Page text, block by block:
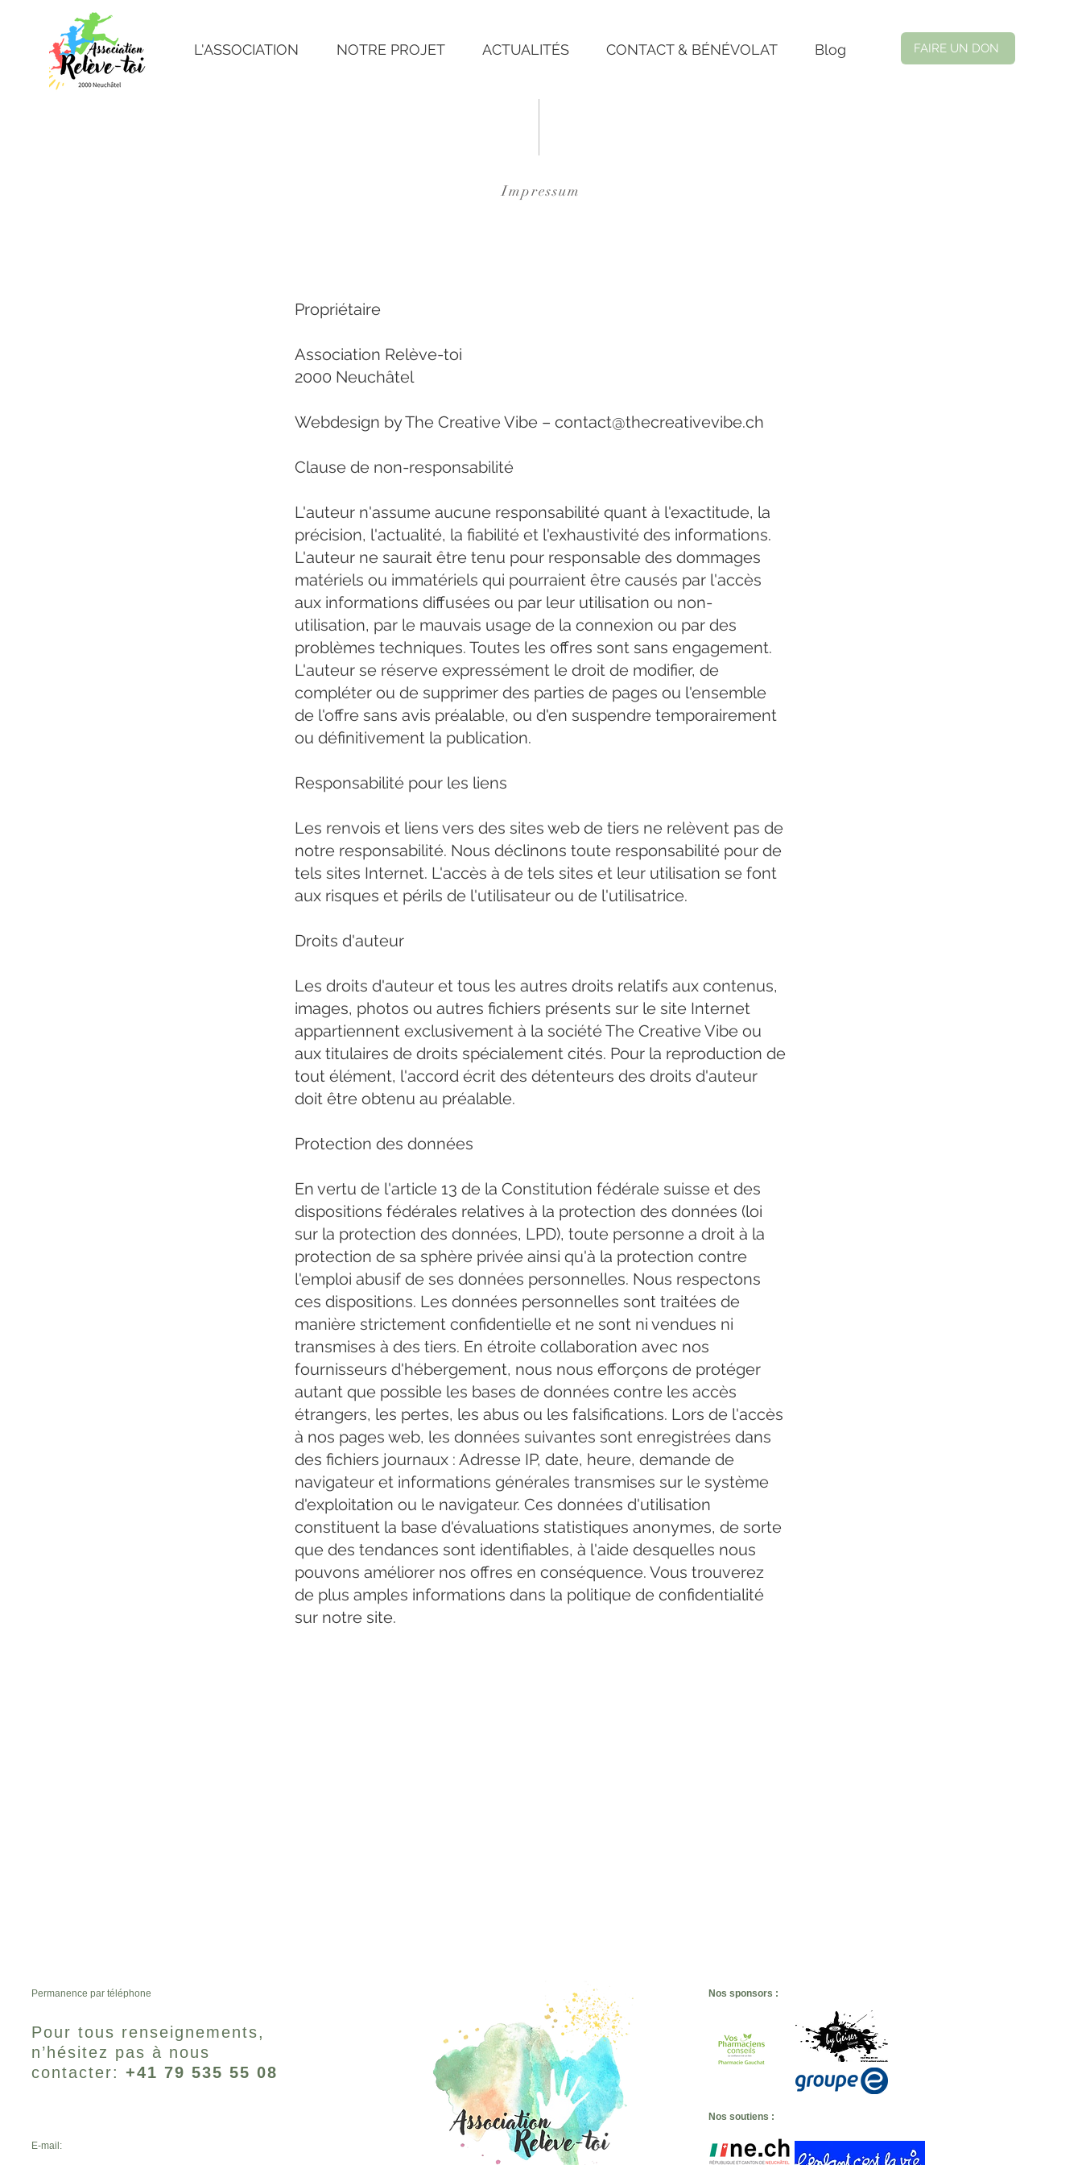
L'ASSOCIATION NOTRE PROJET ACTUALITÉS CONTACT & BÉNÉVOLAT Blog FAIRE UN DON
Impressum
Propriétaire
Association Relève-toi
2000 Neuchâtel
Webdesign by The Creative Vibe – contact@thecreativevibe.ch
Clause de non-responsabilité
L'auteur n'assume aucune responsabilité quant à l'exactitude, la
précision, l'actualité, la fiabilité et l'exhaustivité des informations.
L'auteur ne saurait être tenu pour responsable des dommages
matériels ou immatériels qui pourraient être causés par l'accès
aux informations diffusées ou par leur utilisation ou non-
utilisation, par le mauvais usage de la connexion ou par des
problèmes techniques. Toutes les offres sont sans engagement.
L'auteur se réserve expressément le droit de modifier, de
compléter ou de supprimer des parties de pages ou l'ensemble
de l'offre sans avis préalable, ou d'en suspendre temporairement
ou définitivement la publication.
Responsabilité pour les liens
Les renvois et liens vers des sites web de tiers ne relèvent pas de
notre responsabilité. Nous déclinons toute responsabilité pour de
tels sites Internet. L'accès à de tels sites et leur utilisation se font
aux risques et périls de l'utilisateur ou de l'utilisatrice.
Droits d'auteur
Les droits d'auteur et tous les autres droits relatifs aux contenus,
images, photos ou autres fichiers présents sur le site Internet
appartiennent exclusivement à la société The Creative Vibe ou
aux titulaires de droits spécialement cités. Pour la reproduction de
tout élément, l'accord écrit des détenteurs des droits d'auteur
doit être obtenu au préalable.
Protection des données
En vertu de l'article 13 de la Constitution fédérale suisse et des
dispositions fédérales relatives à la protection des données (loi
sur la protection des données, LPD), toute personne a droit à la
protection de sa sphère privée ainsi qu'à la protection contre
l'emploi abusif de ses données personnelles. Nous respectons
ces dispositions. Les données personnelles sont traitées de
manière strictement confidentielle et ne sont ni vendues ni
transmises à des tiers. En étroite collaboration avec nos
fournisseurs d'hébergement, nous nous efforçons de protéger
autant que possible les bases de données contre les accès
étrangers, les pertes, les abus ou les falsifications. Lors de l'accès
à nos pages web, les données suivantes sont enregistrées dans
des fichiers journaux : Adresse IP, date, heure, demande de
navigateur et informations générales transmises sur le système
d'exploitation ou le navigateur. Ces données d'utilisation
constituent la base d'évaluations statistiques anonymes, de sorte
que des tendances sont identifiables, à l'aide desquelles nous
pouvons améliorer nos offres en conséquence. Vous trouverez
de plus amples informations dans la politique de confidentialité
sur notre site.
Permanence par téléphone
Pour tous renseignements,
n’hésitez pas à nous
contacter: +41 79 535 55 08
E-mail:
Nos sponsors :
Nos soutiens :